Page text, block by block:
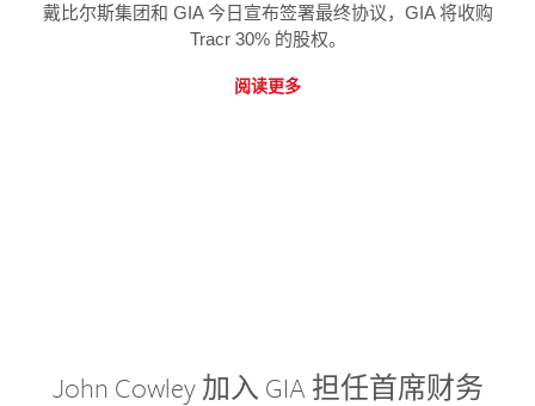
戴比尔斯集团和 GIA 今日宣布签署最终协议，GIA 将收购
Tracr 30% 的股权。
阅读更多
John Cowley 加入 GIA 担任首席财务